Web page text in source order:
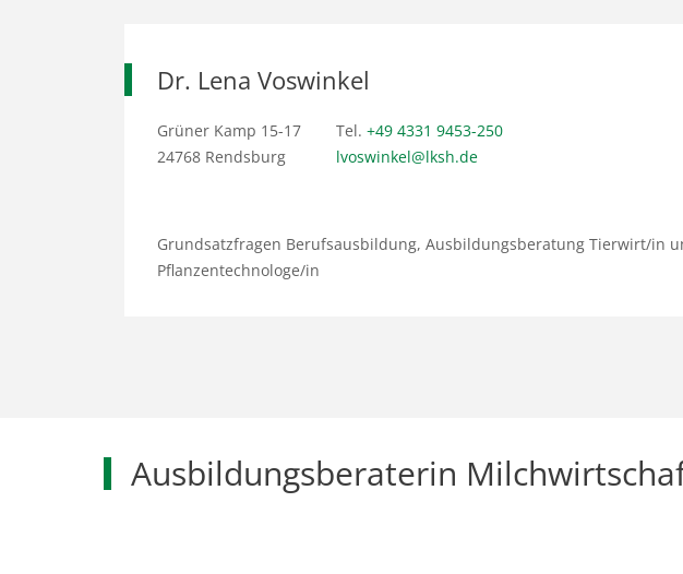
Dr. Lena Voswinkel
Grüner Kamp 15-17
24768 Rendsburg
Tel. +49 4331 9453-250
lvoswinkel@lksh.de
Grundsatzfragen Berufsausbildung, Ausbildungsberatung Tierwirt/in
Pflanzentechnologe/in
Ausbildungsberaterin